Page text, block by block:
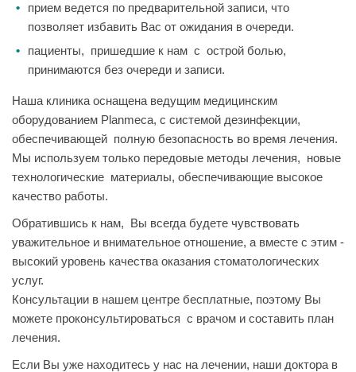
прием ведется по предварительной записи, что
позволяет избавить Вас от ожидания в очереди.
пациенты, пришедшие к нам с острой болью,
принимаются без очереди и записи.
Наша клиника оснащена ведущим медицинским
оборудованием Planmeca, с системой дезинфекции,
обеспечивающей полную безопасность во время лечения.
Мы используем только передовые методы лечения, новые
технологические материалы, обеспечивающие высокое
качество работы.
Обратившись к нам, Вы всегда будете чувствовать
уважительное и внимательное отношение, а вместе с этим -
высокий уровень качества оказания стоматологических
услуг.
Консультации в нашем центре бесплатные, поэтому Вы
можете проконсультироваться с врачом и составить план
лечения.
Если Вы уже находитесь у нас на лечении, наши доктора в